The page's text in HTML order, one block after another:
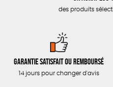
des produits
Garantie satisfait ou remboursé
14 jours pour changer d'avis